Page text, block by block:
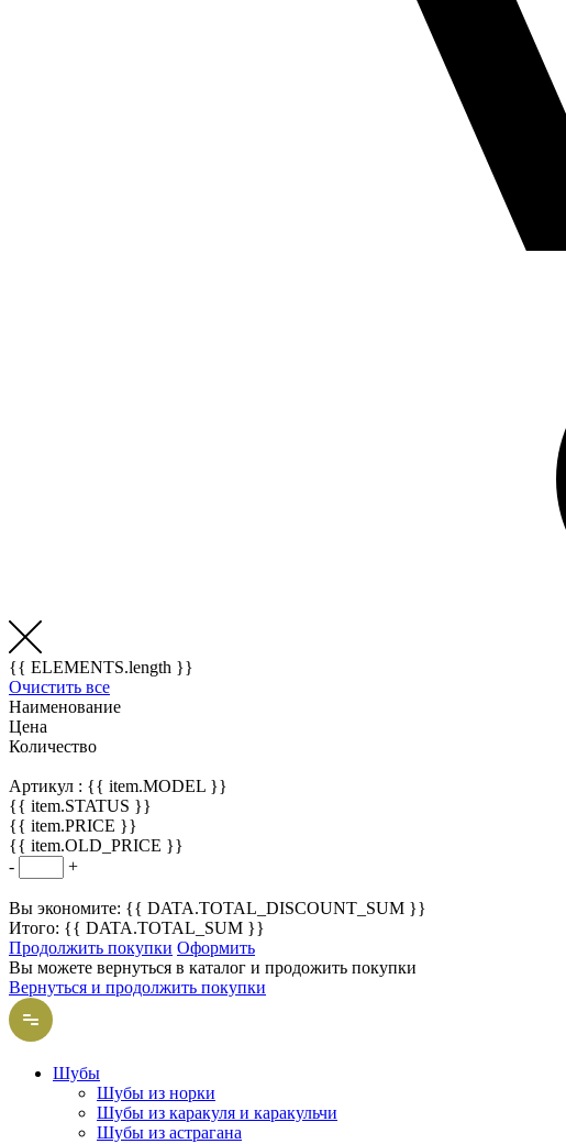
{{ ELEMENTS.length }}
Очистить все
Наименование
Цена
Количество
Артикул : {{ item.MODEL }}
{{ item.STATUS }}
{{ item.PRICE }}
{{ item.OLD_PRICE }}
-
+
Вы экономите: {{ DATA.TOTAL_DISCOUNT_SUM }}
Итого: {{ DATA.TOTAL_SUM }}
Продолжить покупки Оформить
Вы можете вернуться в каталог и продожить покупки
Вернуться и продолжить покупки
Шубы
Шубы из норки
Шубы из каракуля и каракульчи
Шубы из астрагана